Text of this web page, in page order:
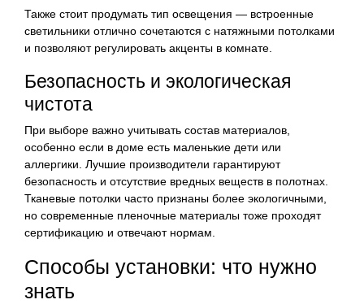
Также стоит продумать тип освещения — встроенные
светильники отлично сочетаются с натяжными потолками
и позволяют регулировать акценты в комнате.
Безопасность и экологическая
чистота
При выборе важно учитывать состав материалов,
особенно если в доме есть маленькие дети или
аллергики. Лучшие производители гарантируют
безопасность и отсутствие вредных веществ в полотнах.
Тканевые потолки часто признаны более экологичными,
но современные пленочные материалы тоже проходят
сертификацию и отвечают нормам.
Способы установки: что нужно
знать